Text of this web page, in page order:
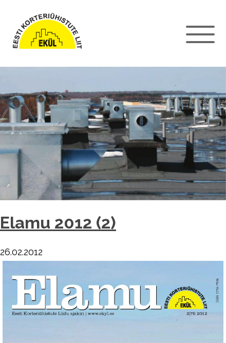
Elamu 2012 (2)
26.02.2012